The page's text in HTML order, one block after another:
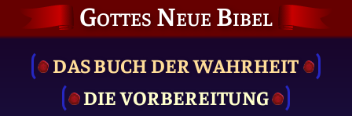
Gottes Neue Bibel
DAS BUCH DER WAHRHEIT
DIE VOR­BEREITUNG